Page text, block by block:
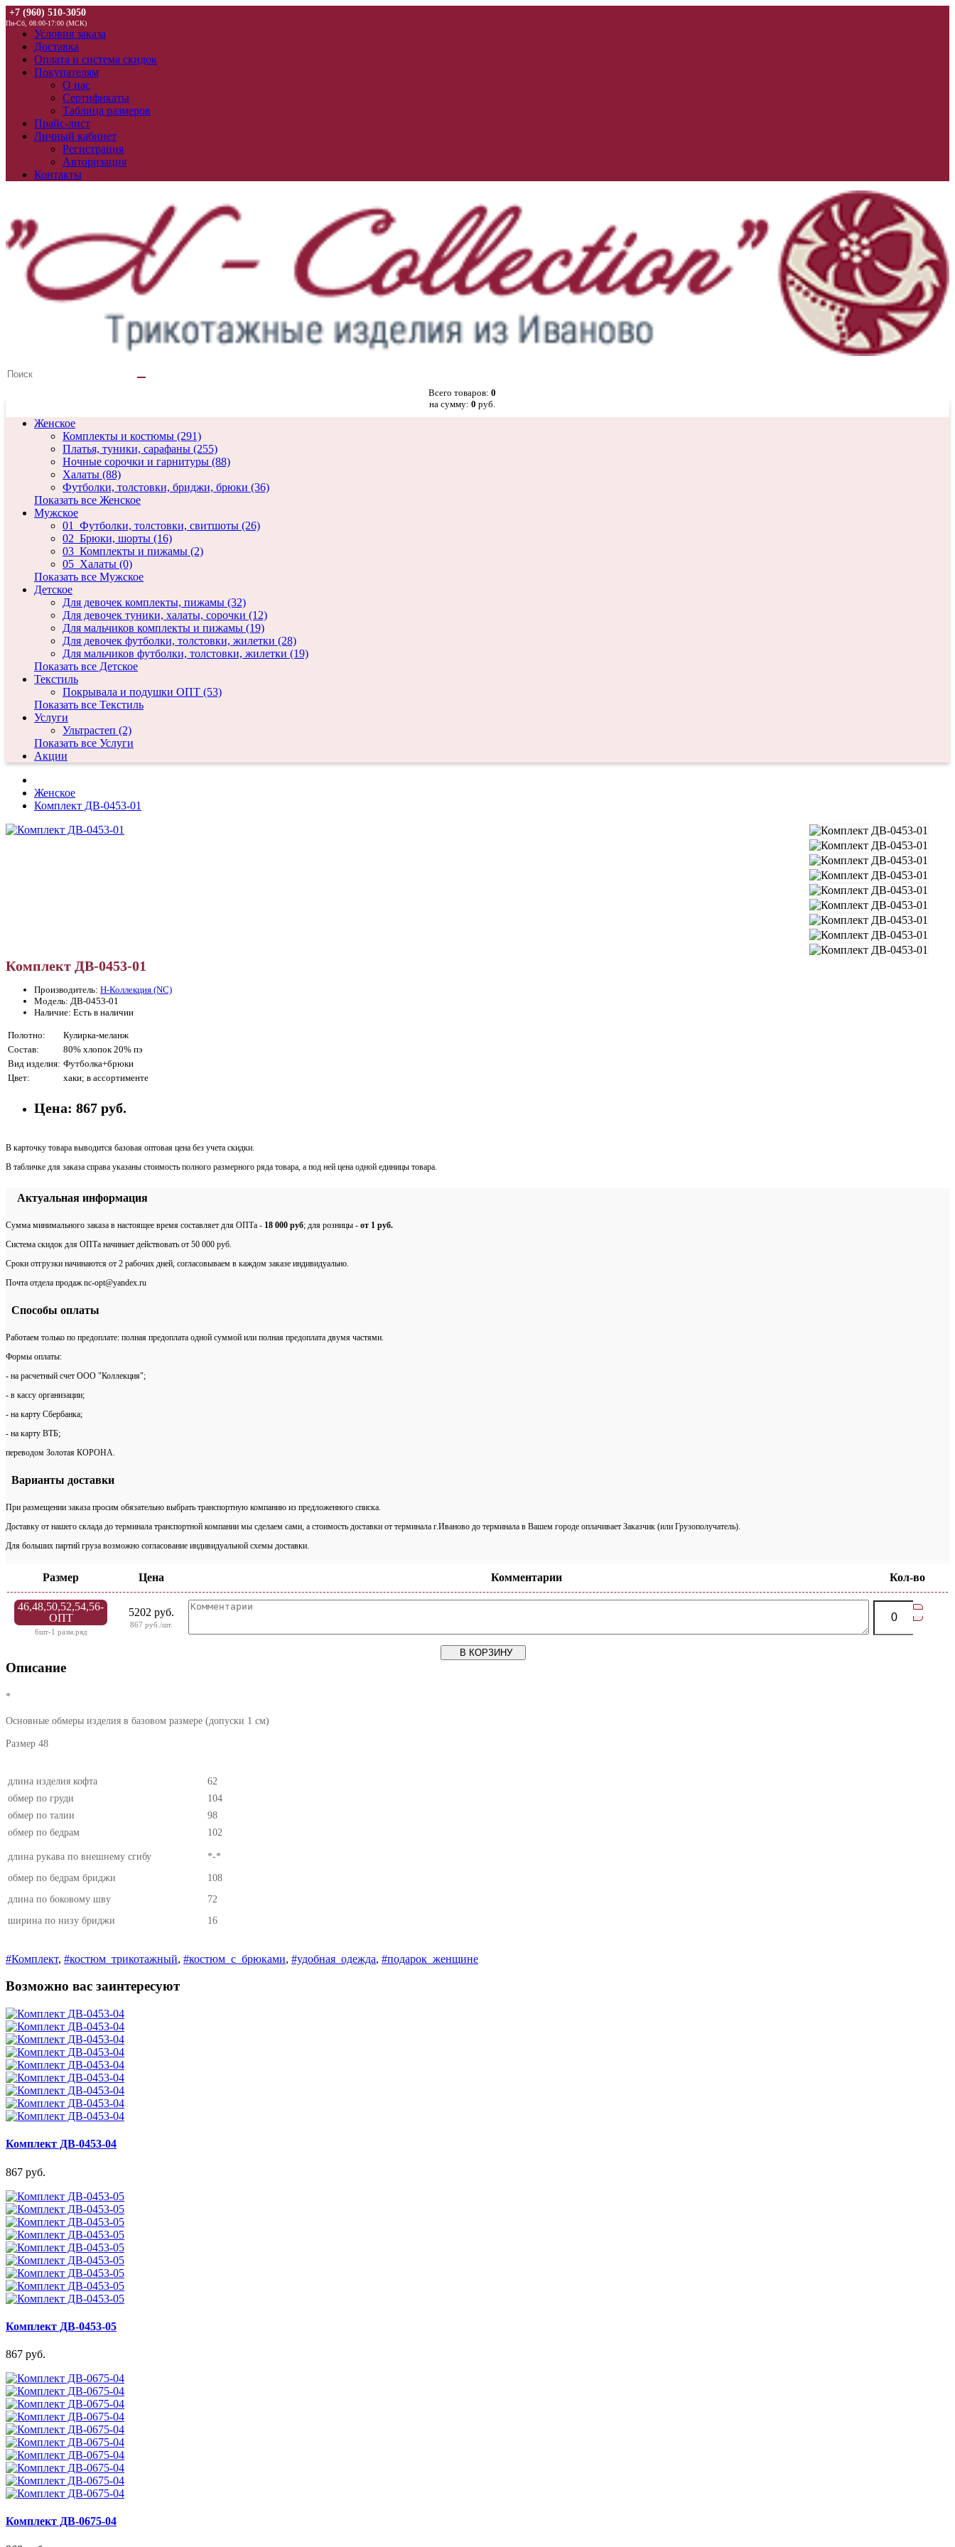
+7 (960) 510-3050
Пн-Сб, 08:00-17:00 (МСК)
Условия заказа
Доставка
Оплата и система скидок
Покупателям
О нас
Сертификаты
Таблица размеров
Прайс-лист
Личный кабинет
Регистрация
Авторизация
Контакты
Всего товаров: 0
на сумму: 0 руб.
Женское
Комплекты и костюмы (291)
Платья, туники, сарафаны (255)
Ночные сорочки и гарнитуры (88)
Халаты (88)
Футболки, толстовки, бриджи, брюки (36)
Показать все Женское
Мужское
01_Футболки, толстовки, свитшоты (26)
02_Брюки, шорты (16)
03_Комплекты и пижамы (2)
05_Халаты (0)
Показать все Мужское
Детское
Для девочек комплекты, пижамы (32)
Для девочек туники, халаты, сорочки (12)
Для мальчиков комплекты и пижамы (19)
Для девочек футболки, толстовки, жилетки (28)
Для мальчиков футболки, толстовки, жилетки (19)
Показать все Детское
Текстиль
Покрывала и подушки ОПТ (53)
Показать все Текстиль
Услуги
Ультрастеп (2)
Показать все Услуги
Акции
Женское
Комплект ДВ-0453-01
Комплект ДВ-0453-01
Производитель: Н-Коллекция (NC)
Модель: ДВ-0453-01
Наличие: Есть в наличии
Полотно:
Кулирка-меланж
Состав:
80% хлопок 20% пэ
Вид изделия: Футболка+брюки
Цвет:
хаки; в ассортименте
Цена: 867 руб.
В карточку товара выводится базовая оптовая цена без учета скидки.
В табличке для заказа справа указаны стоимость полного размерного ряда товара, а под ней цена одной единицы товара.
Актуальная информация
Сумма минимального заказа в настоящее время составляет для ОПТа - 18 000 руб; для розницы - от 1 руб.
Система скидок для ОПТа начинает действовать от 50 000 руб.
Сроки отгрузки начинаются от 2 рабочих дней, согласовываем в каждом заказе индивидуально.
Почта отдела продаж nc-opt@yandex.ru
Способы оплаты
Работаем только по предоплате: полная предоплата одной суммой или полная предоплата двумя частями.
Формы оплаты:
- на расчетный счет ООО "Коллекция";
- в кассу организации;
- на карту Сбербанка;
- на карту ВТБ;
переводом Золотая КОРОНА.
Варианты доставки
При размещении заказа просим обязательно выбрать транспортную компанию из предложенного списка.
Доставку от нашего склада до терминала транспортной компании мы сделаем сами, а стоимость доставки от терминала г.Иваново до терминала в Вашем городе оплачивает Заказчик (или Грузополучатель).
Для больших партий груза возможно согласование индивидуальной схемы доставки.
Размер Цена Комментарии Кол-во
46,48,50,52,54,56-
ОПТ
6шт-1 разм.ряд
5202 руб.
867 руб./шт.
В КОРЗИНУ
Описание
*
Основные обмеры изделия в базовом размере (допуски 1 см)
Размер 48
длина изделия кофта
обмер по груди
обмер по талии
обмер по бедрам
длина рукава по внешнему сгибу
обмер по бедрам бриджи
длина по боковому шву
ширина по низу бриджи
62
104
98
102
*-*
108
72
16
#Комплект, #костюм_трикотажный, #костюм_с_брюками, #удобная_одежда, #подарок_женщине
Возможно вас заинтересуют
Комплект ДВ-0453-04
867 руб.
Комплект ДВ-0453-05
867 руб.
Комплект ДВ-0675-04